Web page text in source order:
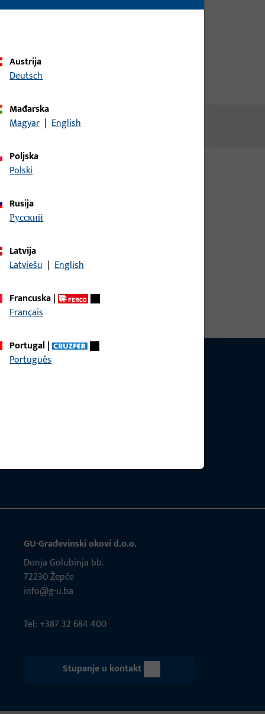
35 mm, ukupna visina / dubina 15 mm,
Desno
Austrija
Deutsch
Mađarska
Magyar | English
Poljska
Polski
Rusija
русский
Latvija
Latviešu | English
Francuska|
Français
Portugal|
Português
GU-Građevinski okovi d.o.o.
Donja Golubinja bb.
72230 Žepče
info@g-u.ba
Tel: +387 32 684 400
Stupanje u kontakt